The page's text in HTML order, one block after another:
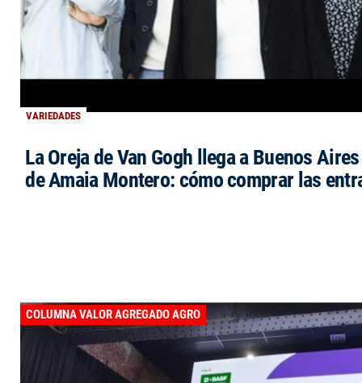
VARIEDADES
La Oreja de Van Gogh llega a Buenos
de Amaia Montero: cómo comprar las
COLUMNA VALOR AGREGADO AGRO